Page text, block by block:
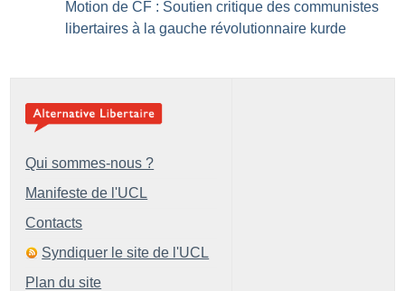
Motion de CF : Soutien critique des communistes
libertaires à la gauche révolutionnaire kurde
Qui sommes-nous ?
Manifeste de l'UCL
Contacts
Syndiquer le site de l'UCL
Plan du site